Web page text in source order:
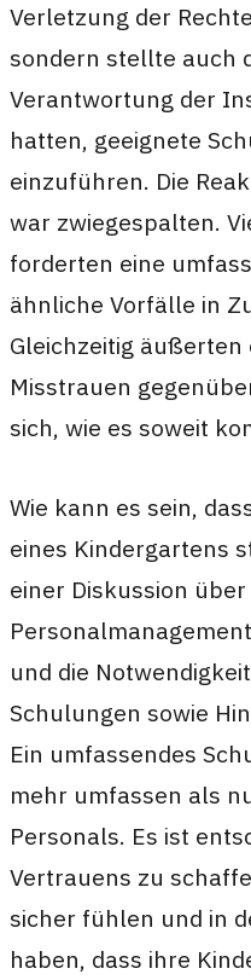
Verletzung der
sondern stellte auch
Verantwortung der
hatten, geeignete
einzuführen. Die
war zwiegespalten.
forderten eine
ähnliche Vorfälle in
Gleichzeitig
Misstrauen
sich, wie es soweit
Wie kann es sein,
eines Kindergartens
einer Diskussion über
und die
Schulungen sowie
Ein umfassendes
mehr umfassen als
Personals. Es ist
Vertrauens zu
sicher fühlen und in
haben, dass ihre